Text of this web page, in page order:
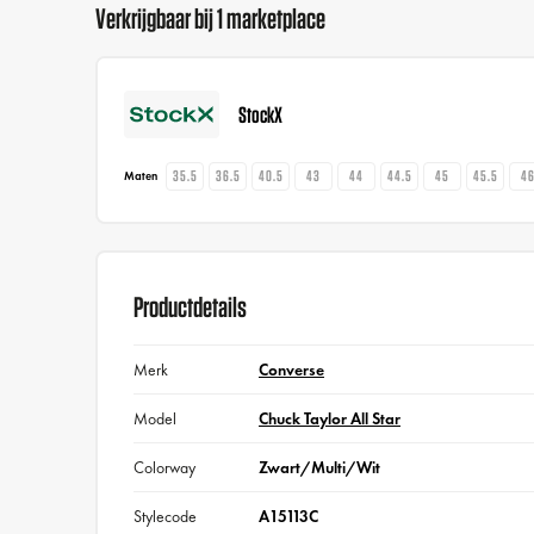
Verkrijgbaar bij 1 marketplace
StockX
Maten 35.5 36.5 40.5 43 44 44.5 45 45.5
Productdetails
Merk Converse
Model Chuck Taylor All Star
Colorway Zwart/Multi/Wit
Stylecode A15113C